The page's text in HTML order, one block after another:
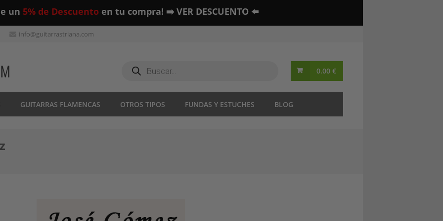
un 5% de Descuento en tu compra! ➡️ VER DESCUENTO ⬅️
info@guitarrastriana.com
0.00 €
Búsqueda
productos
GUITARRAS FLAMENCAS OTROS TIPOS FUNDAS Y ESTUCHES BLOG